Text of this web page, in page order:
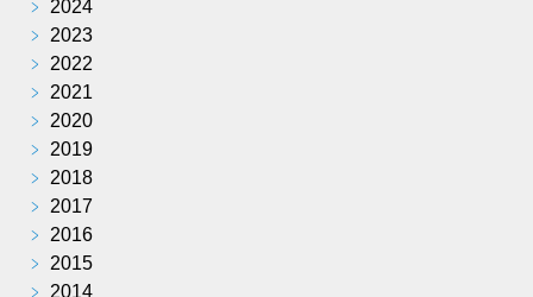
﹥
2024
﹥
2023
﹥
2022
﹥
2021
﹥
2020
﹥
2019
﹥
2018
﹥
2017
﹥
2016
﹥
2015
﹥
2014